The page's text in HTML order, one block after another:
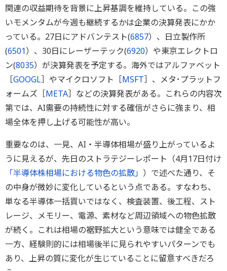
関連の収益期待を背景に上昇基調を維持している。この強
いモメンタムが今週も継続するかは企業の決算発表にかか
っている。27日にアドバンテスト(6857）、日立製作所
(6501）、30日にレーザーテック(6920）や東京エレクトロ
ン(8035）が決算発表を予定する。海外ではアルファベット
［GOOGL］やマイクロソフト［MSFT］、メタ･プラットフ
ォームズ［META］などの決算発表がある。これらの内容次
第では、AI需要の持続性に対する確信がさらに強まり、相
場全体を押し上げる可能性が高い。
重要なのは、一見、AI・半導体相場が盛り上がっているよ
うに見えるが、先日のストラテジーレポート（4月17日付け
「半導体株相場における物色の拡散」 ）で述べた通り、そ
の中身が微妙に変化しているという点である。すなわち、
単なる半導体一括買いではなく、検査装置、後工程、スト
レージ、メモリー、電源、素材など周辺領域への物色拡散
が続く。これは相場の裾野拡大という意味では健全である
一方、経験則的には相場後半に見られやすいパターンでも
あり、上昇の質に変化が生じていることに留意すべきだろ